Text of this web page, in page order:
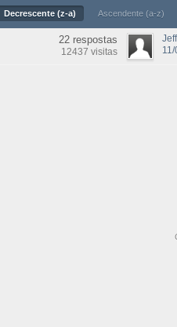
Decrescente (z-a) Ascendente (a-z)
22 respostas
12437 visitas